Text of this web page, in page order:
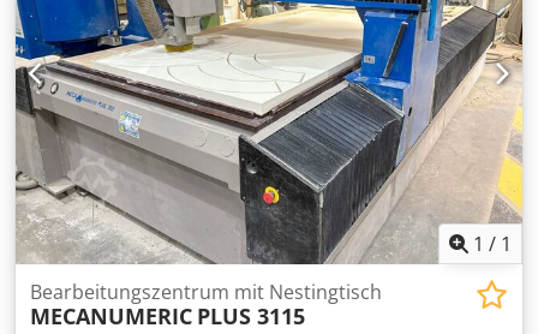
1 / 1
Bearbeitungszentrum mit Nestingtisch
MECANUMERIC PLUS 3115